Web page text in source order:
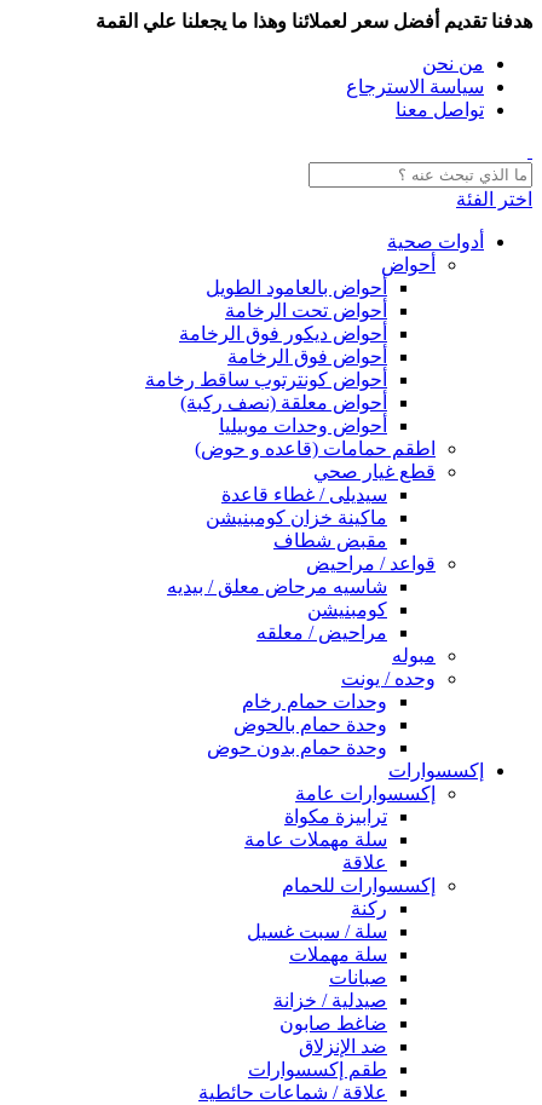
هدفنا تقديم أفضل سعر لعملائنا وهذا ما يجعلنا علي القمة
من نحن
سياسة الاسترجاع
تواصل معنا
اختر الفئة
أدوات صحية
أحواض
أحواض بالعامود الطويل
أحواض تحت الرخامة
أحواض ديكور فوق الرخامة
أحواض فوق الرخامة
أحواض كونترتوب ساقط رخامة
أحواض معلقة (نصف ركبة)
أحواض وحدات موبيليا
اطقم حمامات (قاعده و حوض)
قطع غيار صحي
سيديلى / غطاء قاعدة
ماكينة خزان كومبنيشن
مقبض شطاف
قواعد / مراحيض
شاسيه مرحاض معلق / بيديه
كومبنيشن
مراحيض / معلقه
مبوله
وحده / يونت
وحدات حمام رخام
وحدة حمام بالحوض
وحدة حمام بدون حوض
إكسسوارات
إكسسوارات عامة
ترابيزة مكواة
سلة مهملات عامة
علاقة
إكسسوارات للحمام
ركنة
سلة / سبت غسيل
سلة مهملات
صبانات
صيدلية / خزانة
ضاغط صابون
ضد الإنزلاق
طقم إكسسوارات
علاقة / شماعات حائطية